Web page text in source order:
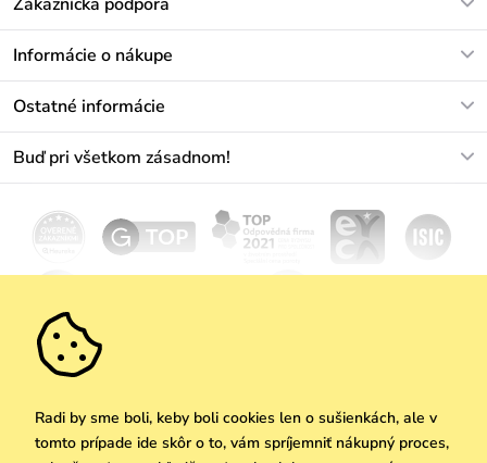
Zákaznícka podpora
info@vuch.sk
Informácie o nákupe
Materiály a údržba
Vrátenie a reklamácia
Ostatné informácie
Darčekové poukazy
We Care
Vuchlook
Predajne
Buď pri všetkom zásadnom!
Odoberať
Radi by sme boli, keby boli cookies len o sušienkách, ale v
tomto prípade ide skôr o to, vám spríjemniť nákupný proces,